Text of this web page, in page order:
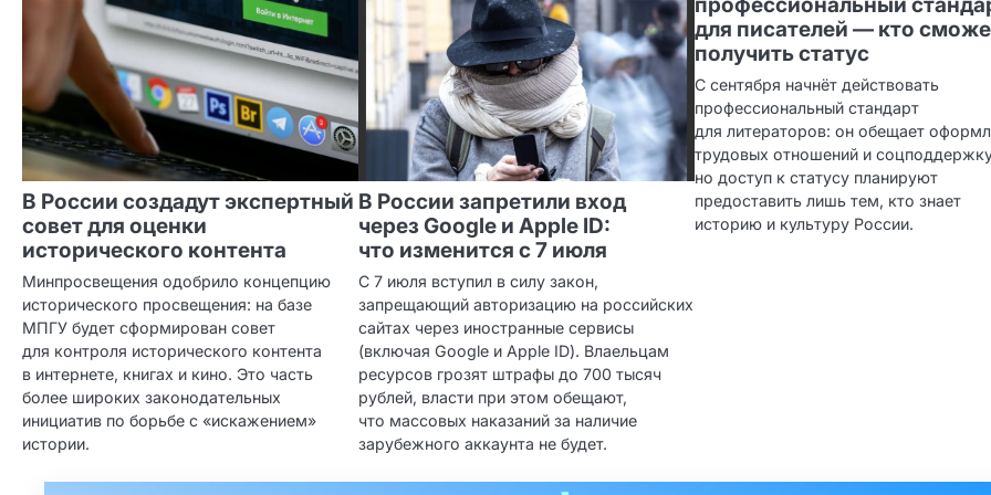
В России создадут экспертный
совет для оценки
исторического контента
Минпросвещения одобрило концепцию
исторического просвещения: на базе
МПГУ будет сформирован совет
для контроля исторического контента
в интернете, книгах и кино. Это часть
более широких законодательных
инициатив по борьбе с «искажением»
истории.
В России запретили вход
через Google и Apple ID:
что изменится с 7 июля
С 7 июля вступил в силу закон,
запрещающий авторизацию на российских
сайтах через иностранные сервисы
(включая Google и Apple ID). Влаельцам
ресурсов грозят штрафы до 700 тысяч
рублей, власти при этом обещают,
что массовых наказаний за наличие
зарубежного аккаунта не будет.
для писателей — кто
получить статус
С сентября начнёт действовать
профессиональный стандарт
для литераторов: он обещает
трудовых отношений и
но доступ к статусу планируют
предоставить лишь тем, кто знает
историю и культуру России.